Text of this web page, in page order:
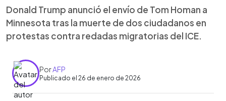
Donald Trump anunció el envío de Tom Homan a
Minnesota tras la muerte de dos ciudadanos en
protestas contra redadas migratorias del ICE.
PorAFP
Publicado el 26 de enero de 2026